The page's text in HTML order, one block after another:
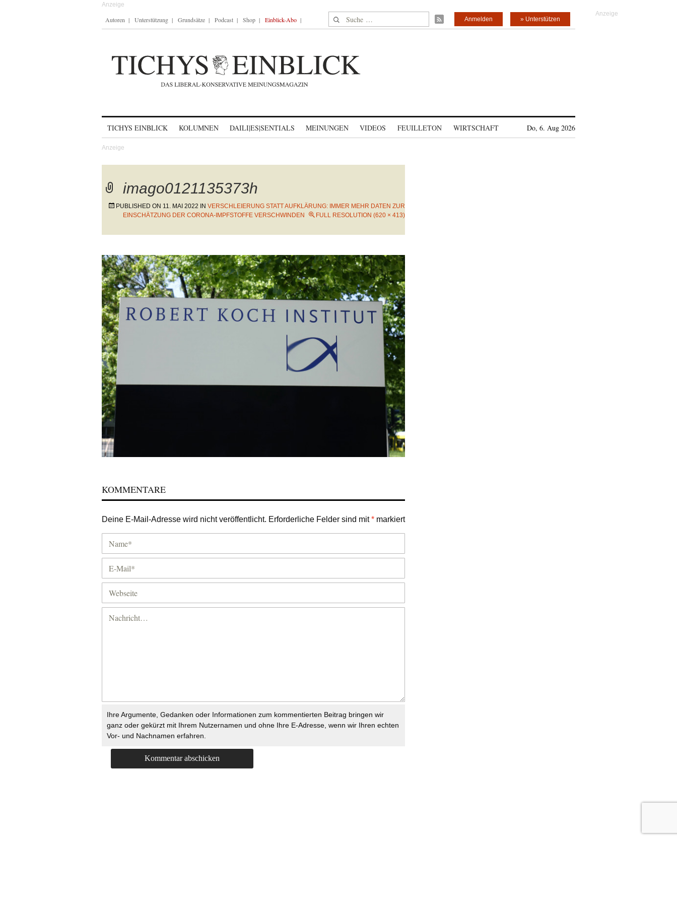
Autoren Unterstützung Grundsätze Podcast Shop Einblick-Abo Suche nach: » Unterstützen
Anmelden
TICHYS EINBLICK KOLUMNEN DAILI|ES|SENTIALS MEINUNGEN VIDEOS FEUILLETON WIRTSCHAFT Do, 6. Aug 2026
imago0121135373h
PUBLISHED ON 11. MAI 2022 IN VERSCHLEIERUNG STATT AUFKLÄRUNG: IMMER MEHR DATEN ZUR
EINSCHÄTZUNG DER CORONA-IMPFSTOFFE VERSCHWINDEN
FULL RESOLUTION (620 × 413)
KOMMENTARE
Deine E-Mail-Adresse wird nicht veröffentlicht. Erforderliche Felder sind mit* markiert
Ihre Argumente, Gedanken oder Informationen zum kommentierten Beitrag bringen wir
ganz oder gekürzt mit Ihrem Nutzernamen und ohne Ihre E-Adresse, wenn wir Ihren echten
Vor- und Nachnamen erfahren.